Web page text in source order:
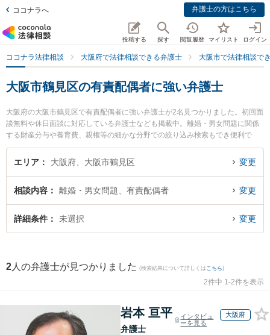
ココナラへ 弁護士の方はこちら
投稿する 探す 閲覧履歴 マイリスト ログイン
ココナラ法律相談 大阪府で法律相談できる弁護士 大阪市で法律相談で
大阪市鶴見区の有責配偶者に強い弁護士
大阪府の大阪市鶴見区で有責配偶者に強い弁護士が2名見つかりました。初回面
談無料や休日面談に対応している弁護士なども掲載中。離婚・男女問題に関係
する財産分与や養育費、親権等の細かな分野での絞り込み検索もでき便利で
す。特に弁護士法人 大阪鶴見法律事務所の岸 秀行弁護士や弁護士法人ももとせ
放出法律事務所の土井 稜太弁護士のプロフィール情報や弁護士費用、強みなど
富な近くの弁護士を検索したい』『初回相談無料で有責配偶者を法律相談でき
る大阪市鶴見区内の弁護士に相談予約したい』などでお困りの相談者さんにお
すすめです。
エリア 大阪府、大阪市鶴見区 変更
相談内容 離婚・男女問題、有責配偶者 変更
詳細条件 未選択 変更
2 人の弁護士が見つかりました (検索結果について詳しくは こちら)
2件中 1-2件を表示
岩本 亘平
弁護士
インタビュ
ーを見る
大阪府